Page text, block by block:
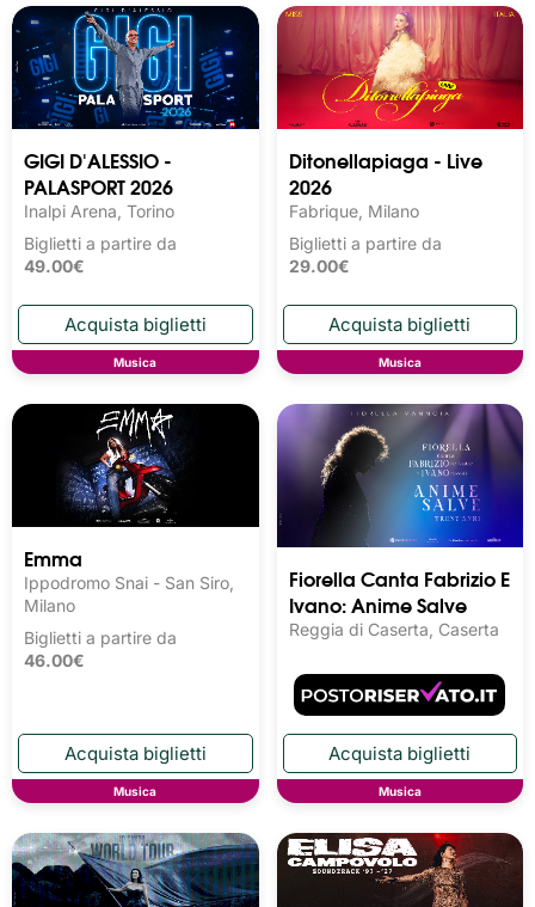
GIGI D'ALESSIO -
PALASPORT 2026
Inalpi Arena, Torino
Biglietti a partire da
49.00€
Musica
Ditonellapiaga - Live
2026
Fabrique, Milano
Biglietti a partire da
29.00€
Musica
Emma
Ippodromo Snai - San Siro,
Milano
Biglietti a partire da
46.00€
Musica
Fiorella Canta Fabrizio E
Ivano: Anime Salve
Reggia di Caserta, Caserta
Musica